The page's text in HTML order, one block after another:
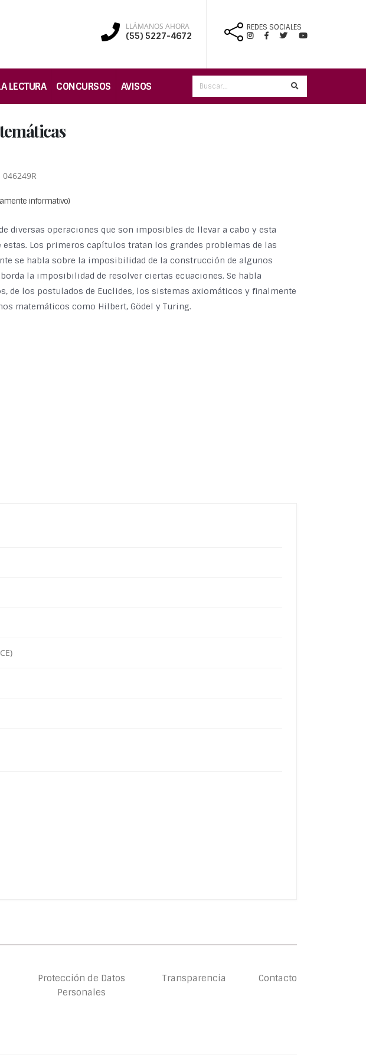
LLÁMANOS AHORA
(55) 5227-4672
REDES SOCIALES
LECTURA CONCURSOS AVISOS
informativo)
diversas operaciones que son imposibles de llevar a cabo y esta
estas. Los primeros capítulos tratan los grandes problemas de las
se habla sobre la imposibilidad de la construcción de algunos
la imposibilidad de resolver ciertas ecuaciones. Se habla
de los postulados de Euclides, los sistemas axiomáticos y finalmente
matemáticos como Hilbert, Gödel y Turing.
Protección de Datos
Personales
Transparencia Contacto